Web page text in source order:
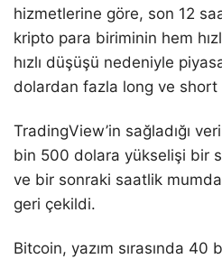
hizmetlerine göre, son 12
kripto para biriminin hem
hızlı düşüşü nedeniyle
dolardan fazla long ve
TradingView’in sağladığı
bin 500 dolara yükselişi bir
ve bir sonraki saatlik
geri çekildi.
Bitcoin, yazım sırasında